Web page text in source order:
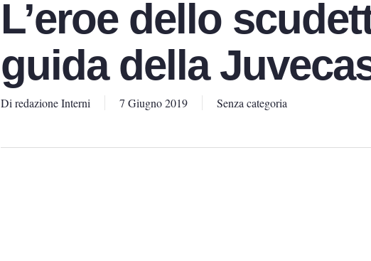
L’eroe dello
guida della
Di redazione Interni 7 Giugno 2019 Senza categoria